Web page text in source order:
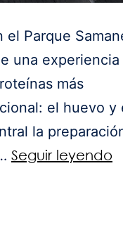
Parque
una experiencia
más
el huevo y
la
Seguir leyendo